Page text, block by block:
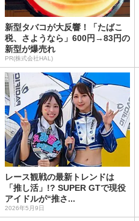
新型タバコが大反響！「たばこ
税、さようなら」600円→83円の
新型が爆売れ
PR(株式会社HAL)
レース観戦の最新トレンドは
「推し活」!? SUPER GTで現役
アイドルが“推さ...
2026年5月9日